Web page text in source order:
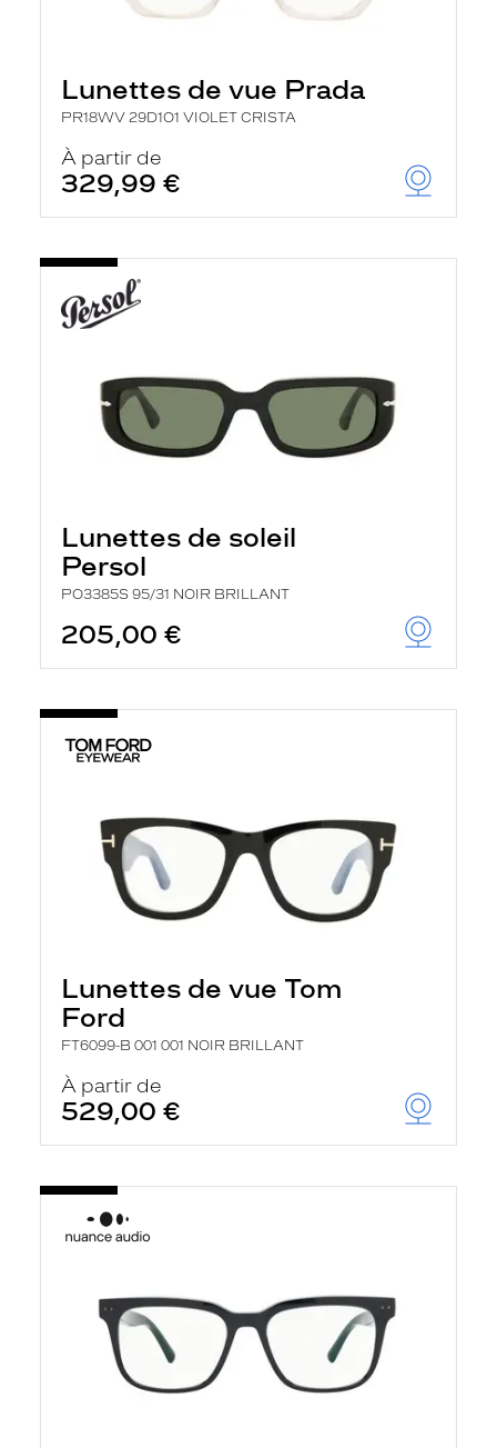
Lunettes de vue Prada
PR18WV 29D1O1 VIOLET CRISTA
À partir de
329,99 €
Lunettes de soleil
Persol
PO3385S 95/31 NOIR BRILLANT
205,00 €
Lunettes de vue Tom
Ford
FT6099-B 001 001 NOIR BRILLANT
À partir de
529,00 €